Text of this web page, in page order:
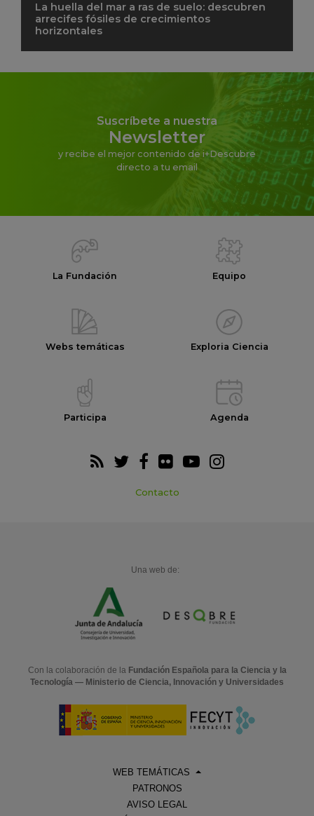
La huella del mar a ras de suelo: descubren
arrecifes fósiles de crecimientos
horizontales
Suscríbete a nuestra
Newsletter
y recibe el mejor contenido de i+Descubre
directo a tu email
La Fundación Equipo
Webs temáticas Exploria Ciencia
Participa Agenda
Contacto
Una web de:
Con la colaboración de la Fundación Española para la Ciencia y la
Tecnología — Ministerio de Ciencia, Innovación y Universidades
WEB TEMÁTICAS
PATRONOS
AVISO LEGAL